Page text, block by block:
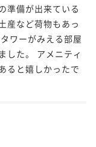
準備が出来ている
産など荷物もあっ
ワーがみえる部屋
した。 アメニティ
ると嬉しかったで